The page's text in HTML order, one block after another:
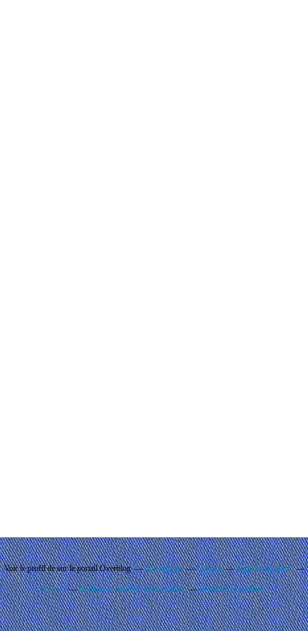
Voir le profil desur le portail Overblog Top articles Contact Signaler un abus
C.G.U. Cookies et données personnelles Préférences cookies